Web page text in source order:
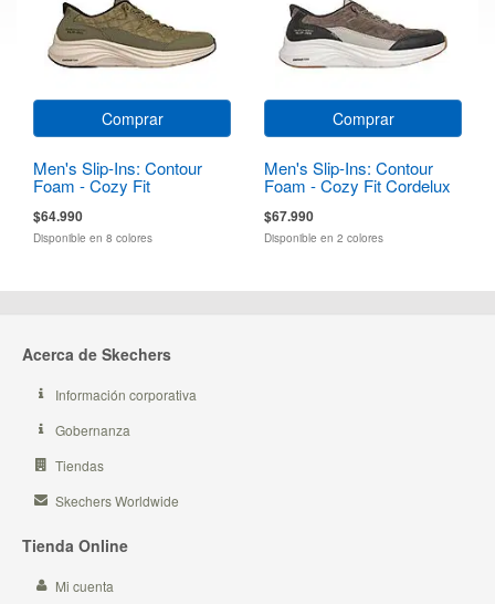
Comprar
Men's Slip-Ins: Contour
Foam - Cozy Fit
$64.990
Disponible en 8 colores
Comprar
Men's Slip-Ins: Contour
Foam - Cozy Fit Cordelux
$67.990
Disponible en 2 colores
Acerca de Skechers
Información corporativa
Gobernanza
Tiendas
Skechers Worldwide
Tienda Online
Mi cuenta